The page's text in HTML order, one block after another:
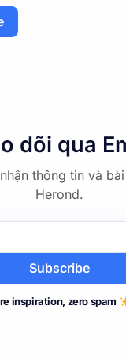
dõi qua
thông tin và
Herond.
Subscribe
inspiration, zero spam